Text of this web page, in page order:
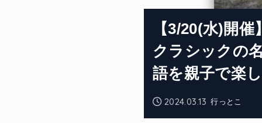
行っとこ
2024.03.13
【3/20(水)開
クラシックの
語を親子で楽